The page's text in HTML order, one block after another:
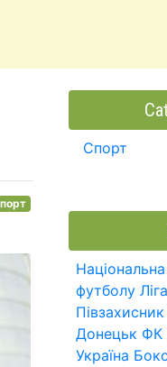
Спорт
футболу
Півзахисник
Донецьк ФК
Україна Бокс